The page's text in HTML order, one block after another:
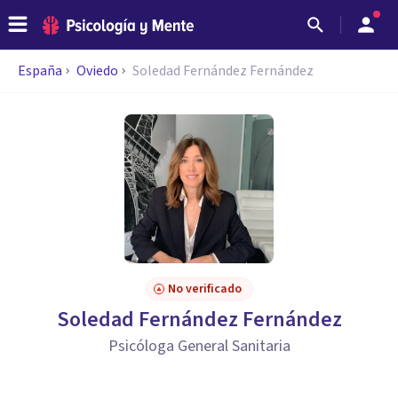
España Oviedo Soledad Fernández Fernández
No verificado
Soledad Fernández Fernández
Psicóloga General Sanitaria